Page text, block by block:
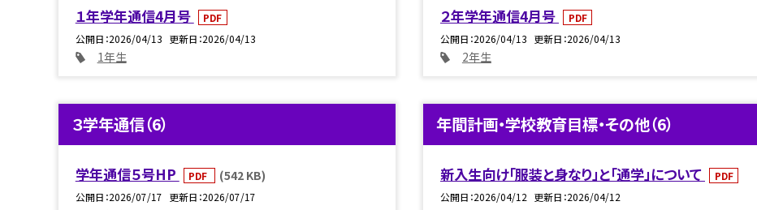
１年学年通信4月号
PDF
公開日 2026/04/13 更新日 2026/04/13
1年生
２年学年通信4月号
PDF
公開日 2026/04/13 更新日 2026/04/13
2年生
３学年通信（6）
学年通信５号HP PDF (542 KB)
公開日 2026/07/17 更新日 2026/07/17
年間計画・学校教育目標・その他（6）
新入生向け「服装と身なり」と「通学」について
PDF
公開日 2026/04/12 更新日 2026/04/12